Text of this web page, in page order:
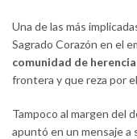
Una de las más
Sagrado Corazón en el
comunidad de
frontera y que reza por
Tampoco al margen del
apuntó en un mensaje